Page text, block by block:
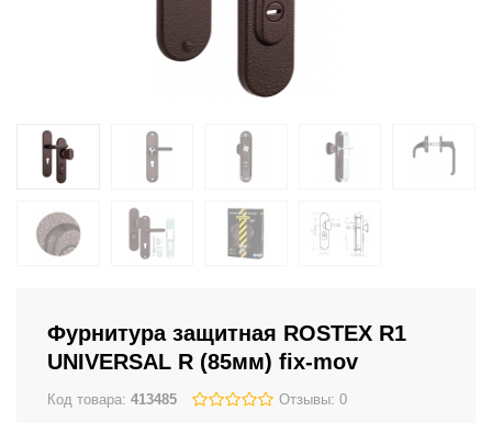
Фурнитура защитная ROSTEX R1
UNIVERSAL R (85мм) fix-mov
Код товара: 413485 Отзывы: 0